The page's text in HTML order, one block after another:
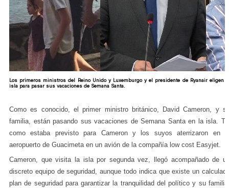
Los primeros ministros del Reino Unido y Luxemburgo y el presidente de Ryanair eligen
isla para pasar sus vacaciones de Semana Santa.
Como es conocido, el primer ministro británico, David Cameron, y
familia, están pasando sus vacaciones de Semana Santa en la isla.
como estaba previsto para Cameron y los suyos aterrizaron en
aeropuerto de Guacimeta en un avión de la compañía low cost Easyjet.
Cameron, que visita la isla por segunda vez, llegó acompañado de
discreto equipo de seguridad, aunque todo indica que existe un
plan de seguridad para garantizar la tranquilidad del político y su